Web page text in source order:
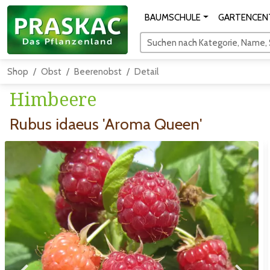
BAUMSCHULE
Suchen nach Kategorie, Name,
Shop Obst Beerenobst Detail
Himbeere
Rubus idaeus 'Aroma Queen'